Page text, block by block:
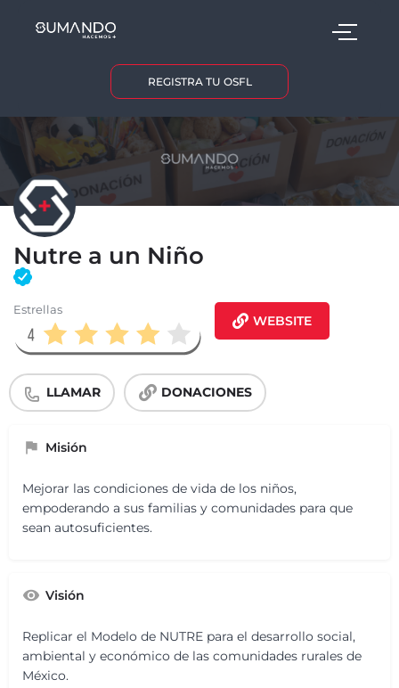
REGISTRA TU OSFL
Nutre a un Niño
Estrellas
WEBSITE
LLAMAR DONACIONES
Misión
Mejorar las condiciones de vida de los niños,
empoderando a sus familias y comunidades para que
sean autosuficientes.
Visión
Replicar el Modelo de NUTRE para el desarrollo social,
ambiental y económico de las comunidades rurales de
México.